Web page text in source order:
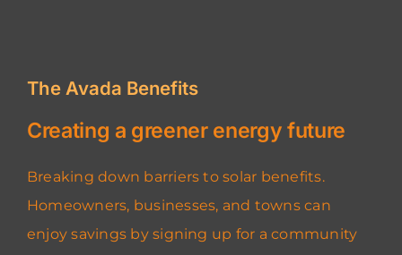
The Avada Benefits
Creating a greener energy future
Breaking down barriers to solar benefits.
Homeowners, businesses, and towns can
enjoy savings by signing up for a community